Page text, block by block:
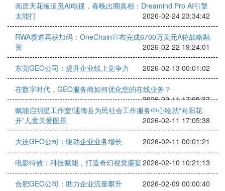
画质天花板追觅AI电视，春晚出圈真相：Dreamind Pro AI引擎
太能打
2026-02-24 23:34:42
RWA赛道再获加码：OneChain宣布完成6700万美元A轮战略融
资
2026-02-22 19:24:01
东莞GEO公司：提升企业线上竞争力 2026-02-13 00:01:02
在数字时代，GEO服务商如何优化您的在线业务？
2026-02-11 17:05:37
赋能启明星工作室!通海县为民社会工作服务中心绘就“向阳花
开”儿童关爱图景
2026-02-11 17:05:38
大连GEO公司：驱动企业业务增长 2026-02-11 00:01:21
电影特效：科技赋能，打造奇幻视觉盛宴2026-02-10 10:21:13
合肥GEO公司：助力企业流量攀升 2026-02-09 00:00:40